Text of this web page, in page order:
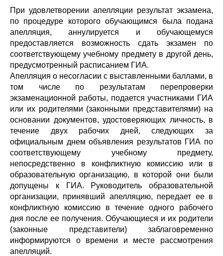
При удовлетворении апелляции результат экзамена,
по процедуре которого обучающимся была подана
апелляция, аннулируется и обучающемуся
предоставляется возможность сдать экзамен по
соответствующему учебному предмету в другой день,
предусмотренный расписанием ГИА.
Апелляция о несогласии с выставленными баллами, в
том числе по результатам перепроверки
экзаменационной работы, подается участниками ГИА
или их родителями (законными представителями) на
основании документов, удостоверяющих личность, в
течение двух рабочих дней, следующих за
официальным днем объявления результатов ГИА по
соответствующему учебному предмету,
непосредственно в конфликтную комиссию или в
образовательную организацию, в которой они были
допущены к ГИА. Руководитель образовательной
организации, принявший апелляцию, передает ее в
конфликтную комиссию в течение одного рабочего
дня после ее получения. Обучающиеся и их родители
(законные представители) заблаговременно
информируются о времени и месте рассмотрения
апелляций.